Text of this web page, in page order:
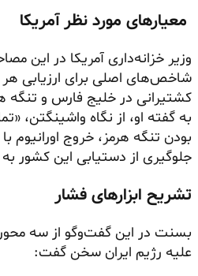
معیارهای مورد نظر آمریکا
وزیر خزانه‌داری آمریکا در این
شاخص‌های اصلی برای ارزیابی هر
کشتیرانی در خلیج فارس و تنگه
به گفته او، از نگاه واشینگتن،
بودن تنگه هرمز، خروج اورانیوم با
جلوگیری از دستیابی این کشور
تشریح ابزارهای فشار
بسنت در این گفت‌وگو از سه محور
علیه رژیم ایران سخن گفت: